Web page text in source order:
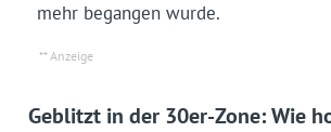
mehr begangen wurde.
Geblitzt in der 30er-Zone: Wie